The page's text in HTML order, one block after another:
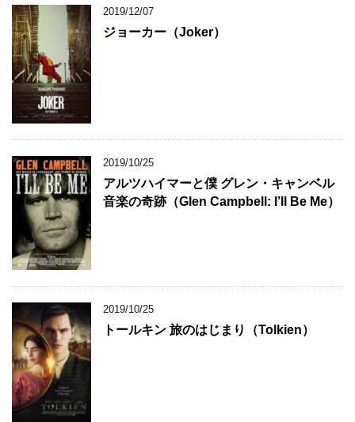
2019/12/07
ジョーカー（Joker）
2019/10/25
アルツハイマーと僕 グレン・キャンベル
音楽の奇跡（Glen Campbell: I’ll Be Me）
2019/10/25
トールキン 旅のはじまり（Tolkien）